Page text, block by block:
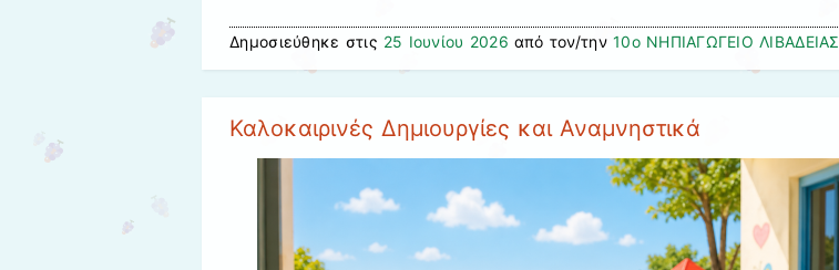
Δημοσιεύθηκε στις 25 Ιουνίου 2026 από τον/την 10ο ΝΗΠΙΑΓΩΓΕΙΟ ΛΙΒΑΔΕΙΑΣ
Καλοκαιρινές Δημιουργίες και Αναμνηστικά